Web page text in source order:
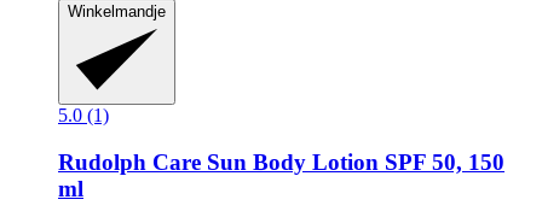
Winkelmandje
5.0 (1)
Rudolph Care Sun Body Lotion SPF 50, 150
ml